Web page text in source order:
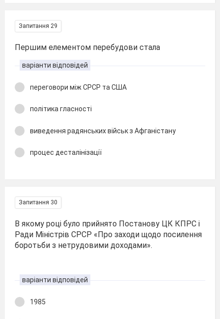
Запитання 29
Першим елементом перебудови стала
варіанти відповідей
переговори між СРСР та США
політика гласності
виведення радянських військ з Афганістану
процес десталінізації
Запитання 30
В якому році було прийнято Постанову ЦК КПРС і
Ради Міністрів СРСР «Про заходи щодо посилення
боротьби з нетрудовими доходами».
варіанти відповідей
1985